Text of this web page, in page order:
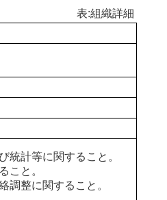
表:組織詳細
統計等に関すること。
こと。
調整に関すること。